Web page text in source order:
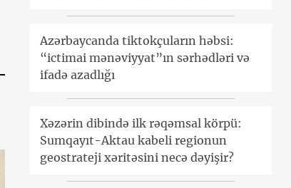
Azərbaycanda tiktokçuların həbsi:
“ictimai mənəviyyat”ın sərhədləri və
ifadə azadlığı
Xəzərin dibində ilk rəqəmsal körpü:
Sumqayıt-Aktau kabeli regionun
geostrateji xəritəsini necə dəyişir?